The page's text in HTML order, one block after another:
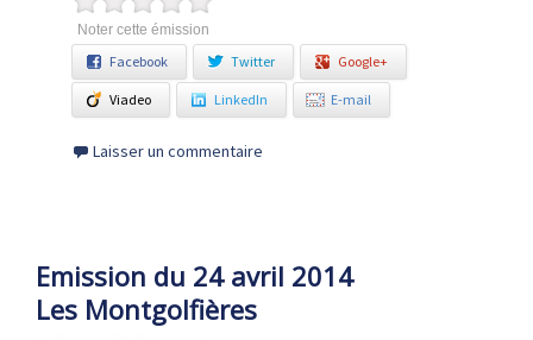
Noter cette émission
Facebook Twitter Google+
Viadeo LinkedIn E-mail
Laisser un commentaire
Emission du 24 avril 2014
Les Montgolfières